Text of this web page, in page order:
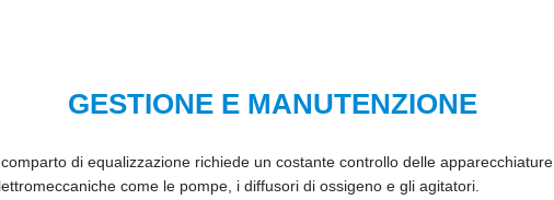
GESTIONE E MANUTENZIONE
di equalizzazione richiede un costante controllo delle apparecchiature
come le pompe, i diffusori di ossigeno e gli agitatori.